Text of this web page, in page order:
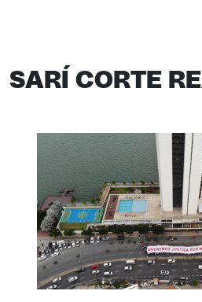
SARÍ CORTE